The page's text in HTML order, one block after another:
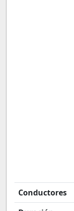
Conductores